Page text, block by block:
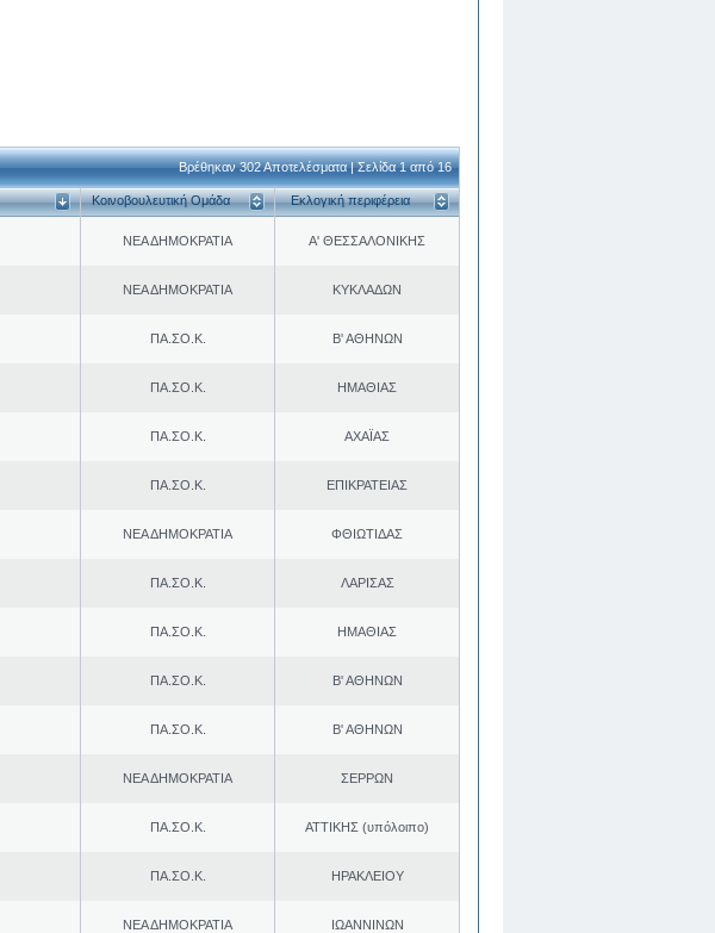
Βρέθηκαν 302 Αποτελέσματα | Σελίδα 1 από 16
Κοινοβουλευτική Ομάδα Εκλογική περιφέρεια
ΝΕΑ ΔΗΜΟΚΡΑΤΙΑ Α' ΘΕΣΣΑΛΟΝΙΚΗΣ
ΝΕΑ ΔΗΜΟΚΡΑΤΙΑ ΚΥΚΛΑΔΩΝ
ΠΑ.ΣΟ.Κ. Β' ΑΘΗΝΩΝ
ΠΑ.ΣΟ.Κ. ΗΜΑΘΙΑΣ
ΠΑ.ΣΟ.Κ. ΑΧΑΪΑΣ
ΠΑ.ΣΟ.Κ. ΕΠΙΚΡΑΤΕΙΑΣ
ΝΕΑ ΔΗΜΟΚΡΑΤΙΑ ΦΘΙΩΤΙΔΑΣ
ΠΑ.ΣΟ.Κ. ΛΑΡΙΣΑΣ
ΠΑ.ΣΟ.Κ. ΗΜΑΘΙΑΣ
ΠΑ.ΣΟ.Κ. Β' ΑΘΗΝΩΝ
ΠΑ.ΣΟ.Κ. Β' ΑΘΗΝΩΝ
ΝΕΑ ΔΗΜΟΚΡΑΤΙΑ ΣΕΡΡΩΝ
ΠΑ.ΣΟ.Κ. ΑΤΤΙΚΗΣ (υπόλοιπο)
ΠΑ.ΣΟ.Κ. ΗΡΑΚΛΕΙΟΥ
ΝΕΑ ΔΗΜΟΚΡΑΤΙΑ ΙΩΑΝΝΙΝΩΝ